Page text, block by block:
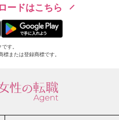
ードはこちら
す。
または登録商標です。